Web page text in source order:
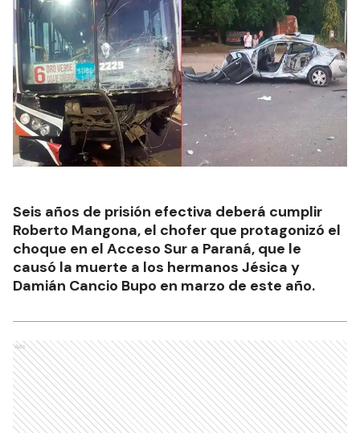
Seis años de prisión efectiva deberá cumplir
Roberto Mangona, el chofer que protagonizó el
choque en el Acceso Sur a Paraná, que le
causó la muerte a los hermanos Jésica y
Damián Cancio Bupo en marzo de este año.
Ads